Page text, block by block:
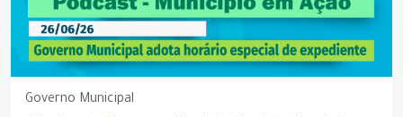
Governo Municipal